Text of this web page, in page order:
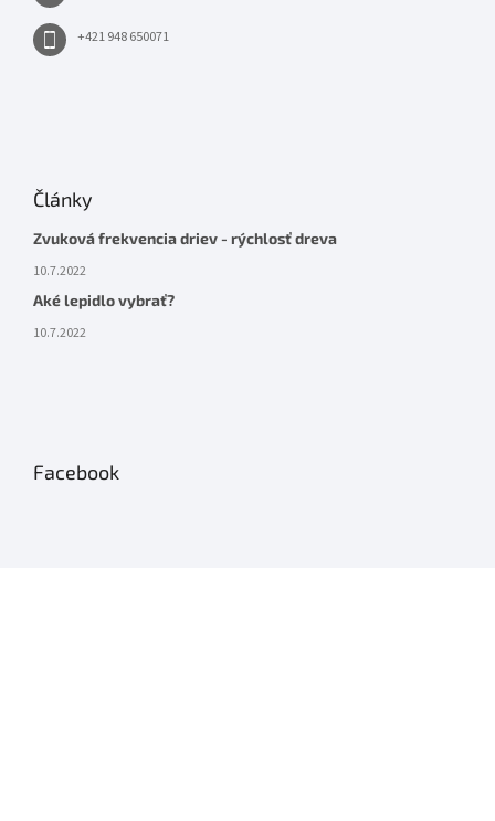
+421 948 650071
Články
Zvuková frekvencia driev - rýchlosť dreva
10.7.2022
Aké lepidlo vybrať?
10.7.2022
Facebook